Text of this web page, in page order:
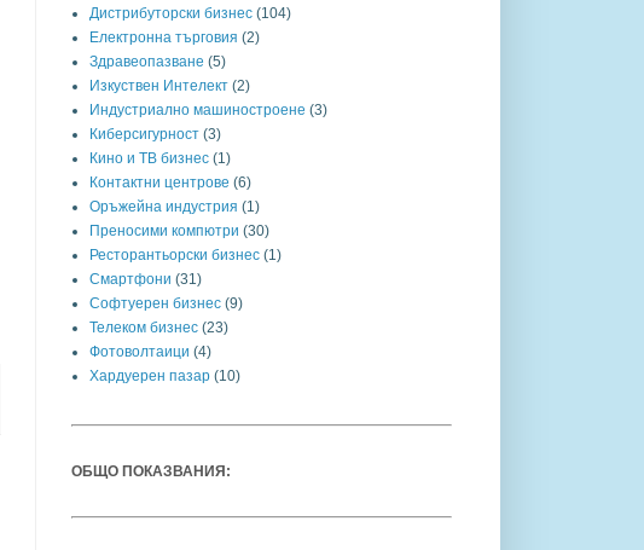
Дистрибуторски бизнес (104)
Електронна търговия (2)
Здравеопазване (5)
Изкуствен Интелект (2)
Индустриално машиностроене (3)
Киберсигурност (3)
Кино и ТВ бизнес (1)
Контактни центрове (6)
Оръжейна индустрия (1)
Преносими компютри (30)
Ресторантьорски бизнес (1)
Смартфони (31)
Софтуерен бизнес (9)
Телеком бизнес (23)
Фотоволтаици (4)
Хардуерен пазар (10)
ОБЩО ПОКАЗВАНИЯ: